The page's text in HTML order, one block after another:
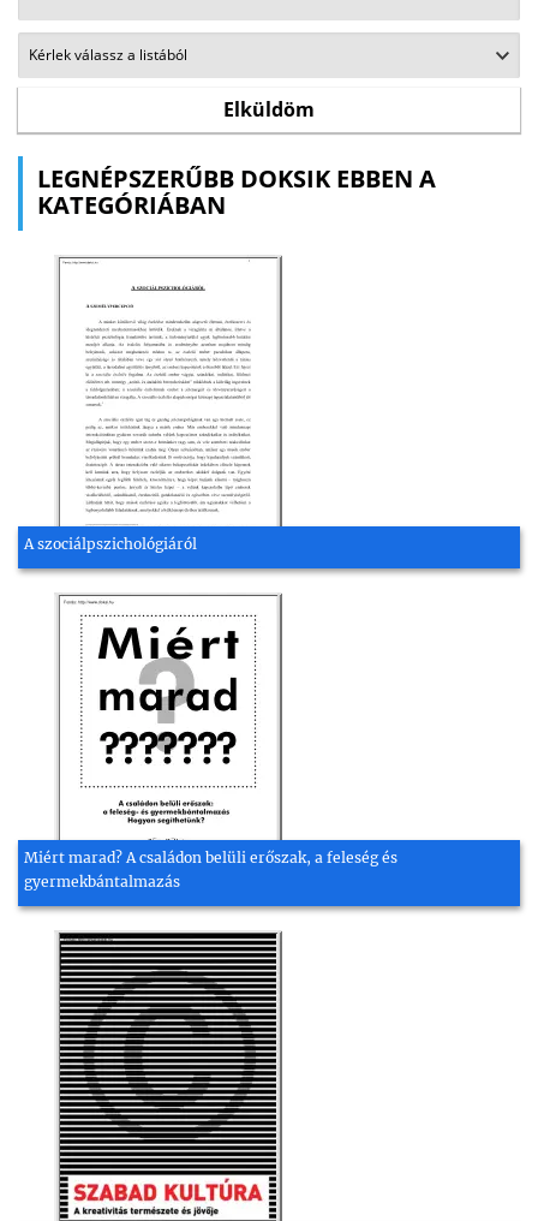
LEGNÉPSZERŰBB DOKSIK EBBEN A
KATEGÓRIÁBAN
A szociálpszichológiáról
Miért marad? A családon belüli erőszak, a feleség és
gyermekbántalmazás